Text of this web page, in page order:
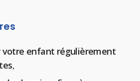
votre enfant régulièrement
,